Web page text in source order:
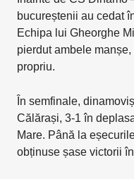
bucureștenii au cedat
Echipa lui Gheorghe
pierdut ambele
propriu.
În semfinale,
Călărași, 3-1 în
Mare. Până la
obținuse șase victorii